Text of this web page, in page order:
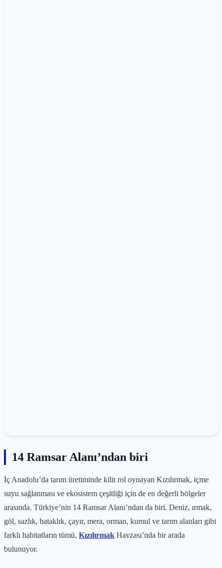
14 Ramsar Alanı’ndan biri
İç Anadolu’da tarım üretiminde kilit rol oynayan Kızılırmak, içme
suyu sağlanması ve ekosistem çeşitliği için de en değerli bölgeler
arasında. Türkiye’nin 14 Ramsar Alanı’ndan da biri. Deniz, ırmak,
göl, sazlık, bataklık, çayır, mera, orman, kumul ve tarım alanları gibi
farklı habitatların tümü, Kızılırmak Havzası’nda bir arada
bulunuyor.